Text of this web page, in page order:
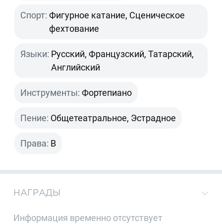
Спорт: Фигурное катание, Сценическое
фехтование
Языки: Русский, Французский, Татарский,
Английский
Инструменты: Фортепиано
Пение: Общетеатральное, Эстрадное
Права: B
НАГРАДЫ
Информация временно отсутствует